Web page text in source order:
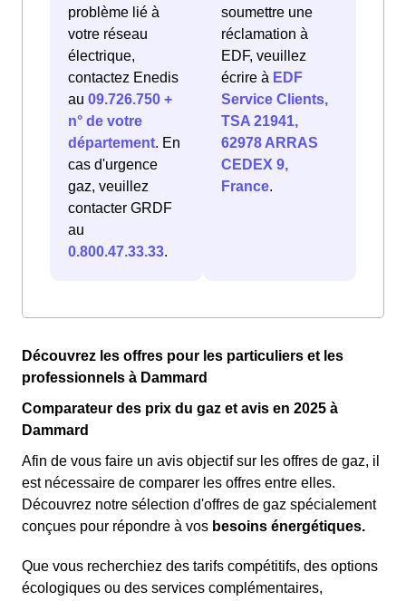
problème lié à
votre réseau
électrique,
contactez Enedis
au 09.726.750 +
n° de votre
département. En
cas d'urgence
gaz, veuillez
contacter GRDF
au
0.800.47.33.33.
soumettre une
réclamation à
EDF, veuillez
écrire à EDF
Service Clients,
TSA 21941,
62978 ARRAS
CEDEX 9,
France.
Découvrez les offres pour les particuliers et les
professionnels à Dammard
Comparateur des prix du gaz et avis en 2025 à
Dammard
Afin de vous faire un avis objectif sur les offres de gaz, il
est nécessaire de comparer les offres entre elles.
Découvrez notre sélection d'offres de gaz spécialement
conçues pour répondre à vos besoins énergétiques.
Que vous recherchiez des tarifs compétitifs, des options
écologiques ou des services complémentaires,